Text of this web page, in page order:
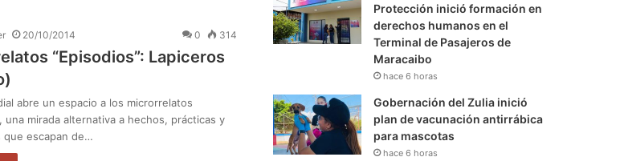
20/10/2014 0 314
“Episodios”: Lapiceros
abre un espacio a los microrrelatos
una mirada alternativa a hechos, prácticas y
que escapan de…
Protección inició formación en
derechos humanos en el
Terminal de Pasajeros de
Maracaibo
hace 6 horas
Gobernación del Zulia inició
plan de vacunación antirrábica
para mascotas
hace 6 horas